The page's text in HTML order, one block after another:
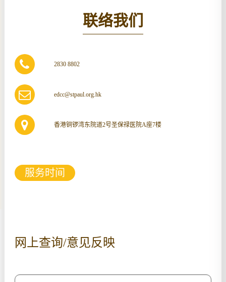
联络我们
2830 8802
edcc@stpaul.org.hk
香港铜锣湾东院道2号圣保禄医院A座7楼
服务时间
网上查询/意见反映